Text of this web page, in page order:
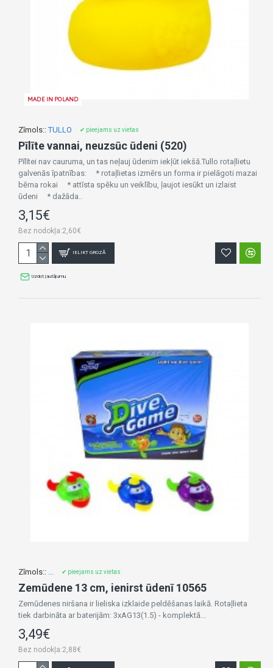
MADE IN POLAND
Zīmols:: TULLO ✔ pieejams uz vietas
Pīlīte vannai, neuzsūc ūdeni (520)
Pīlītei nav cauruma, un tas neļauj ūdenim iekļūt iekšā.Tullo rotaļlietu
galvenās īpatnības: * rotaļlietas izmērs un forma ir pielāgoti mazai
bērna rokai * attīsta spēku un veiklību, ļaujot iesūkt un izlaist
ūdeni * dažāda..
3,15€
Bez nodokļa:2,60€
IELIKT GROZĀ
Uzdot jautājumu
Zīmols:: ✔ pieejams uz vietas
Zemūdene 13 cm, ienirst ūdenī 10565
Zemūdenes niršana ir lieliska izklaide peldēšanas laikā. Rotaļlieta
tiek darbināta ar baterijām: 3xAG13(1.5) - komplektā...
3,49€
Bez nodokļa:2,88€